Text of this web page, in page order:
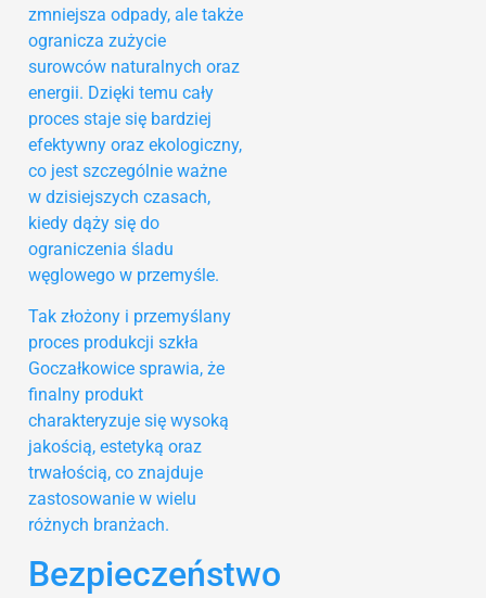
zmniejsza odpady, ale także
ogranicza zużycie
surowców naturalnych oraz
energii. Dzięki temu cały
proces staje się bardziej
efektywny oraz ekologiczny,
co jest szczególnie ważne
w dzisiejszych czasach,
kiedy dąży się do
ograniczenia śladu
węglowego w przemyśle.
Tak złożony i przemyślany
proces produkcji szkła
Goczałkowice sprawia, że
finalny produkt
charakteryzuje się wysoką
jakością, estetyką oraz
trwałością, co znajduje
zastosowanie w wielu
różnych branżach.
Bezpieczeństwo